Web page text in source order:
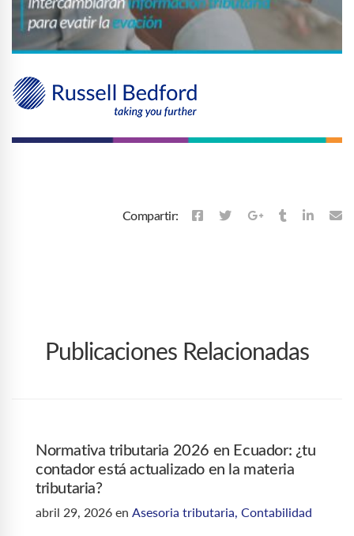
Compartir:
Publicaciones Relacionadas
Normativa tributaria 2026 en Ecuador: ¿tu
contador está actualizado en la materia
tributaria?
abril 29, 2026 en Asesoria tributaria Contabilidad